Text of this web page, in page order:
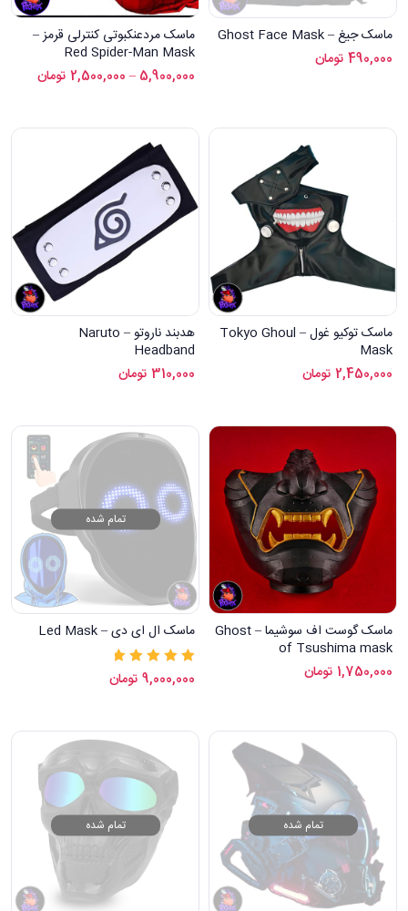
ماسک جیغ – Ghost Face Mask
490,000 تومان
ماسک مردعنکبوتی کنترلی قرمز –
Red Spider-Man Mask
5,900,000
–
2,500,000 تومان
ماسک توکیو غول – Tokyo Ghoul
Mask
2,450,000 تومان
هدبند ناروتو – Naruto
Headband
310,000 تومان
ماسک گوست اف سوشیما – Ghost
of Tsushima mask
1,750,000 تومان
تمام شده
ماسک ال ای دی – Led Mask
9,000,000 تومان نمره 5.00از 5
تمام شده تمام شده